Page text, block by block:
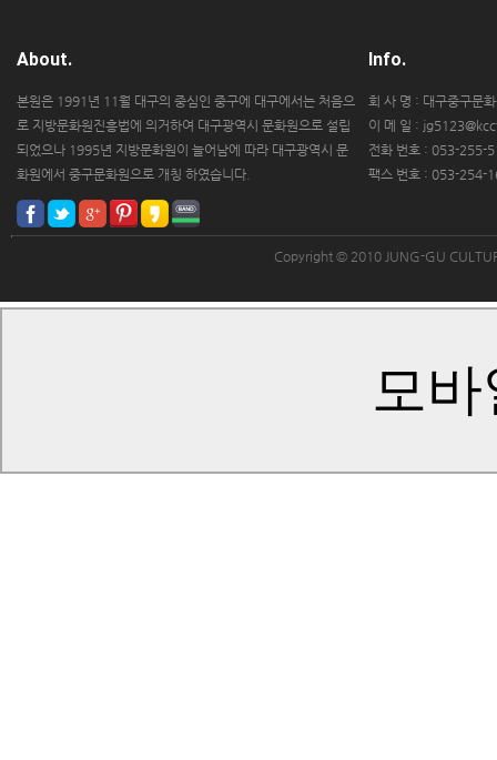
About.
본원은 1991년 11월 대구의 중심인 중구에 대구에서는 처음으
로 지방문화원진흥법에 의거하여 대구광역시 문화원으로 설립
되었으나 1995년 지방문화원이 늘어남에 따라 대구광역시 문
화원에서 중구문화원으로 개칭 하였습니다.
Info.
회 사 명 : 대구중구문
이 메 일 :
전화 번호 : 053-255-
팩스 번호 : 053-254-
Copyright © 2010 JUNG-GU